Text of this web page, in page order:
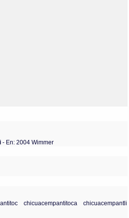
- En: 2004 Wimmer
chicuacempantitoca
chicuacempantli